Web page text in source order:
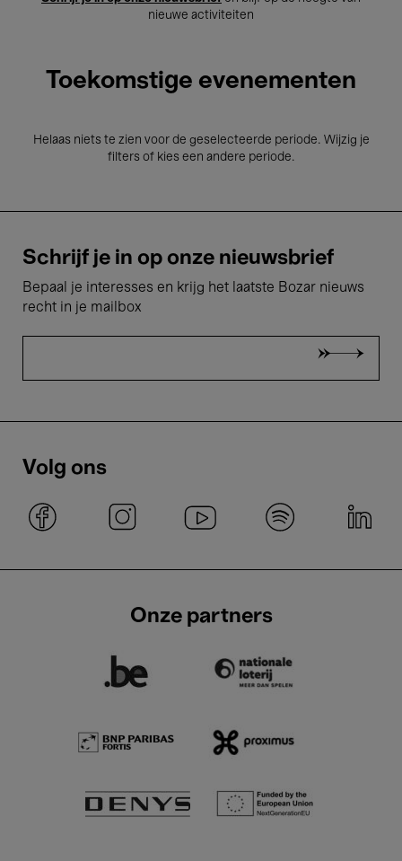
nieuwe activiteiten
Toekomstige evenementen
Helaas niets te zien voor de geselecteerde periode. Wijzig je
filters of kies een andere periode.
Schrijf je in op onze nieuwsbrief
Bepaal je interesses en krijg het laatste Bozar nieuws
recht in je mailbox
Volg ons
Onze partners